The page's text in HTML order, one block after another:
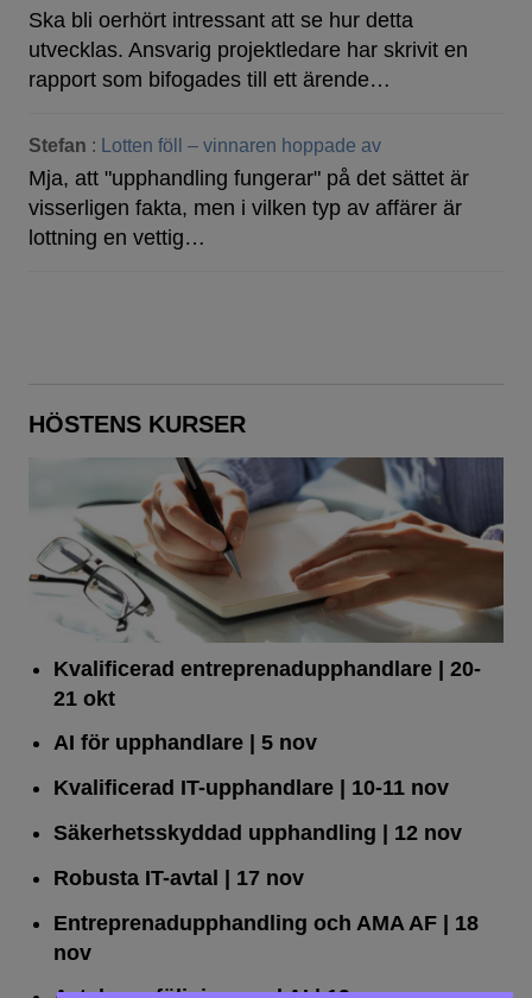
Ska bli oerhört intressant att se hur detta
utvecklas. Ansvarig projektledare har skrivit en
rapport som bifogades till ett ärende…
Stefan : Lotten föll – vinnaren hoppade av
Mja, att "upphandling fungerar" på det sättet är
visserligen fakta, men i vilken typ av affärer är
lottning en vettig…
HÖSTENS KURSER
Kvalificerad entreprenad­upphandlare | 20-
21 okt
AI för upphandlare| 5 nov
Kvalificerad IT-upphandlare| 10-11 nov
Säkerhetsskyddad upphandling | 12 nov
Robusta IT-avtal | 17 nov
Entreprenadupphandling och AMA AF| 18
nov